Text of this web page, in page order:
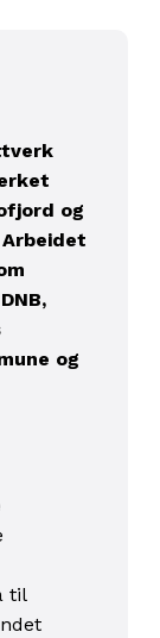
og
og
til